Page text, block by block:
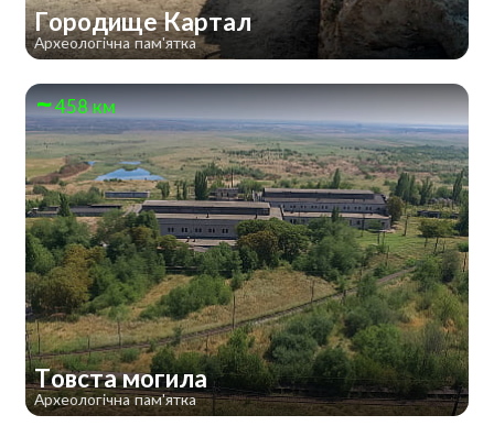
Городище Картал
Археологічна пам'ятка
458 км
Товста могила
Археологічна пам'ятка